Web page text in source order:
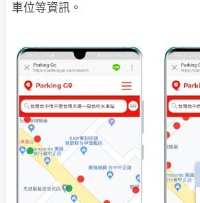
車位等資訊。